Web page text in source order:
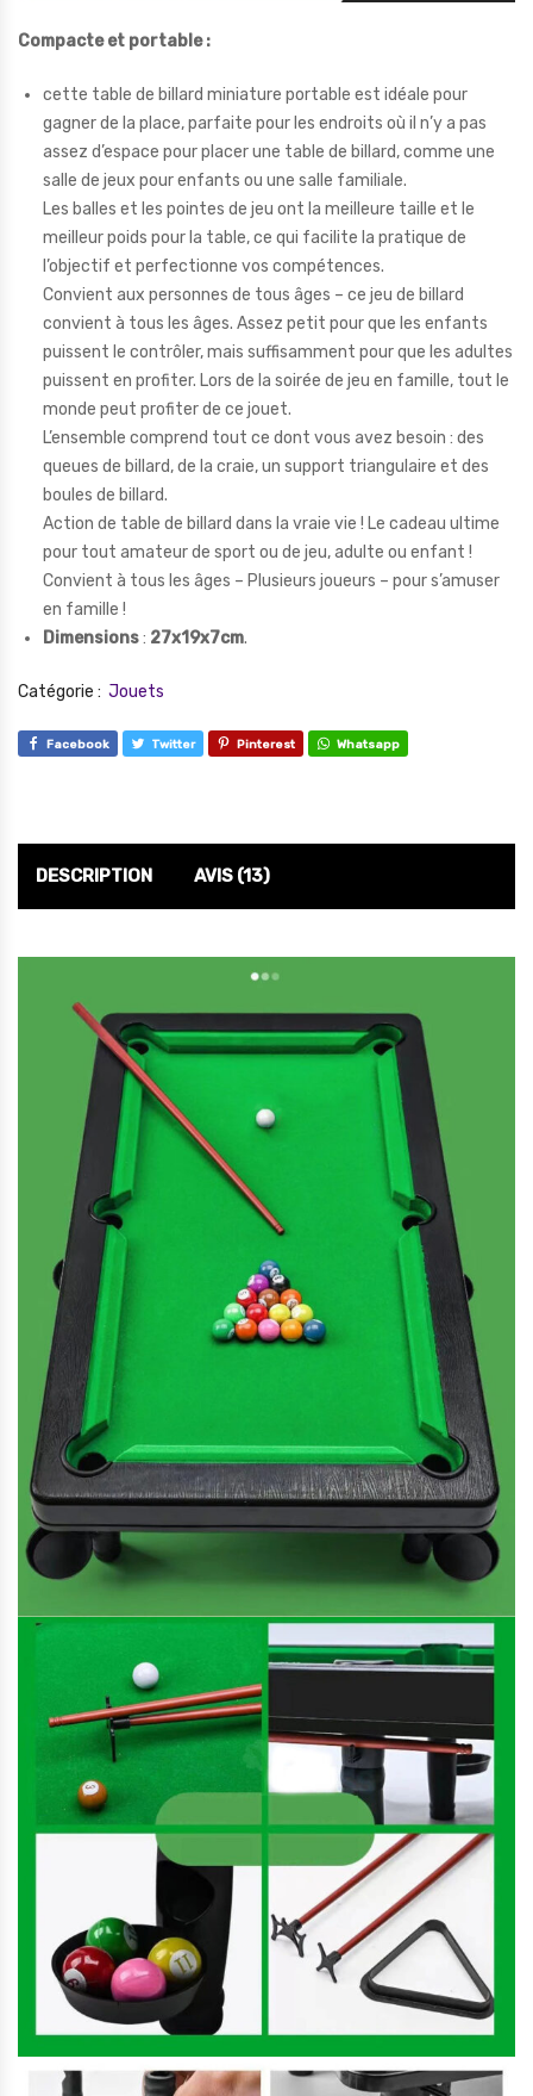
Compacte et portable :
cette table de billard miniature portable est idéale pour
gagner de la place, parfaite pour les endroits où il n’y a pas
assez d’espace pour placer une table de billard, comme une
salle de jeux pour enfants ou une salle familiale.
Les balles et les pointes de jeu ont la meilleure taille et le
meilleur poids pour la table, ce qui facilite la pratique de
l’objectif et perfectionne vos compétences.
Convient aux personnes de tous âges – ce jeu de billard
convient à tous les âges. Assez petit pour que les enfants
puissent le contrôler, mais suffisamment pour que les adultes
puissent en profiter. Lors de la soirée de jeu en famille, tout le
monde peut profiter de ce jouet.
L’ensemble comprend tout ce dont vous avez besoin : des
queues de billard, de la craie, un support triangulaire et des
boules de billard.
Action de table de billard dans la vraie vie ! Le cadeau ultime
pour tout amateur de sport ou de jeu, adulte ou enfant !
Convient à tous les âges – Plusieurs joueurs – pour s’amuser
en famille !
Dimensions: 27x19x7cm.
Catégorie : Jouets
Facebook Twitter Pinterest Whatsapp
DESCRIPTION AVIS (13)